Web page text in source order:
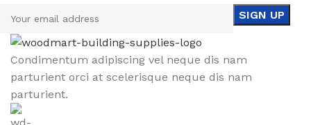
Condimentum adipiscing vel neque dis nam
parturient orci at scelerisque neque dis nam
parturient.